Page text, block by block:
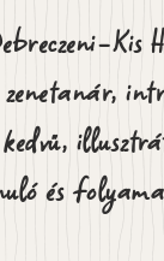
Kis
zenetanár,
és